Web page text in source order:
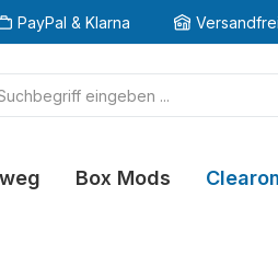
PayPal & Klarna
Box Mods